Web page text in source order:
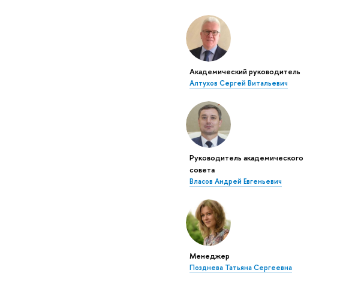
Академический руководитель
Алтухов Сергей Витальевич
Руководитель академического
совета
Власов Андрей Евгеньевич
Менеджер
Позднева Татьяна Сергеевна